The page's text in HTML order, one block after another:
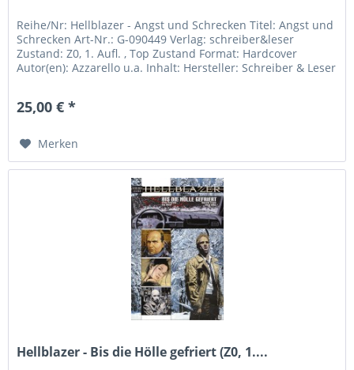
Reihe/Nr: Hellblazer - Angst und Schrecken Titel: Angst und
Schrecken Art-Nr.: G-090449 Verlag: schreiber&leser
Zustand: Z0, 1. Aufl. , Top Zustand Format: Hardcover
Autor(en): Azzarello u.a. Inhalt: Hersteller: Schreiber & Leser
25,00 € *
Merken
Hellblazer - Bis die Hölle gefriert (Z0, 1....